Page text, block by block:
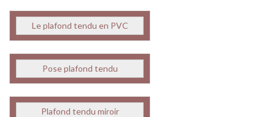
Le plafond tendu en PVC
Pose plafond tendu
Plafond tendu miroir